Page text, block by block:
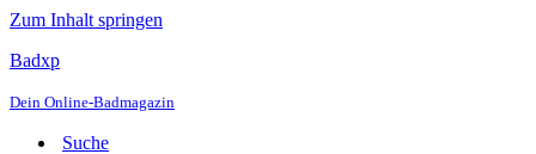
Zum Inhalt springen
Badxp
Dein Online-Badmagazin
Suche